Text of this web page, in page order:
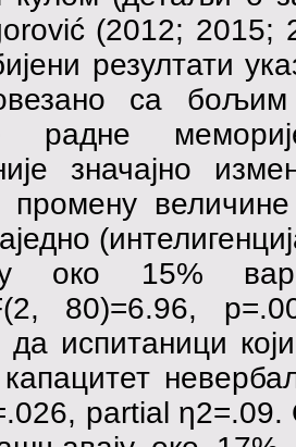
(2012; 2015;
резултати
са
радне
значајно
промену
око 15%
80)=6.96,
да испитаници
partial η2=.09.